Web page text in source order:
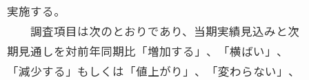
実施する。
調査項目は次のとおりであり、当期実績見込みと次
期見通しを対前年同期比「増加する」、「横ばい」、
「減少する」もしくは「値上がり」、「変わらない」、